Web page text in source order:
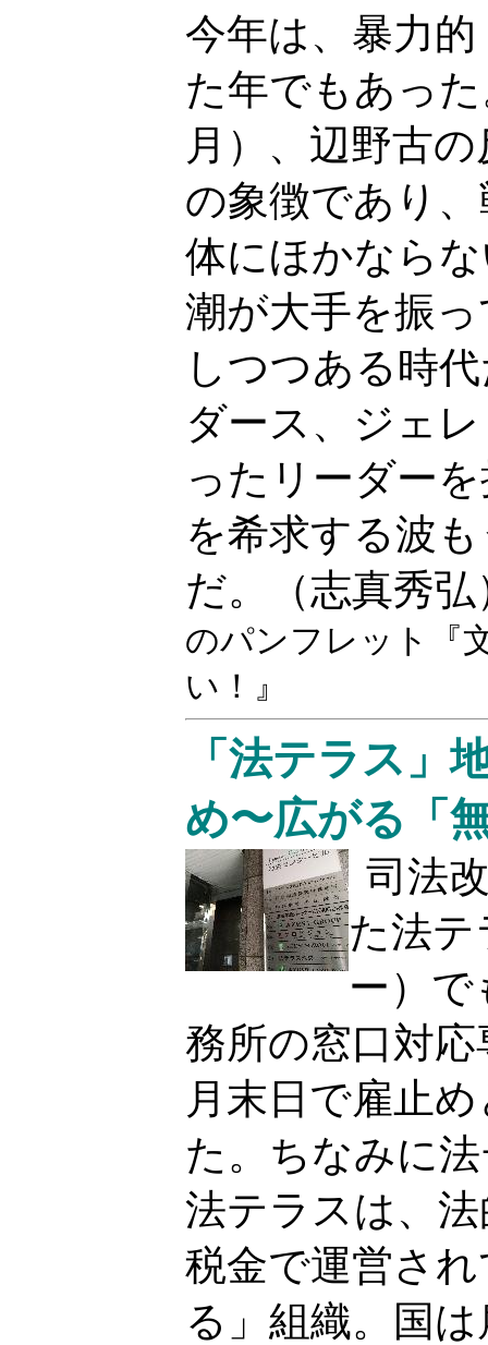
今年は、暴力
た年でもあっ
月）、辺野古
の象徴であり
体にほかなら
潮が大手を振
しつつある時
ダース、ジェ
ったリーダー
を希求する波
だ。（志真秀
のパンフレット『
い！』
「法テラス」
め〜広がる「
司法
た法テ
ー）で
務所の窓口対
月末日で雇止
た。ちなみに
法テラスは、
税金で運営さ
る」組織。国